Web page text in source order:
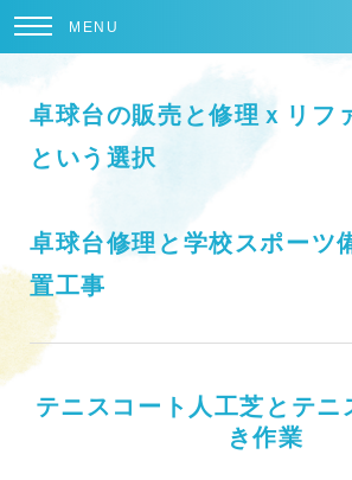
MENU
卓球台の販売と修理ｘリフ
という選択
卓球台修理と学校スポーツ
置工事
テニスコート人工芝とテニ
き作業